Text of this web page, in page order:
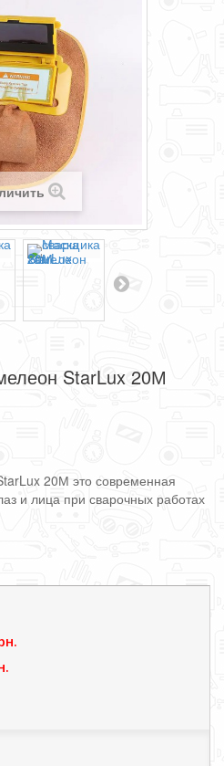
StarLux 20М
20М это современная
и лица при сварочных работах